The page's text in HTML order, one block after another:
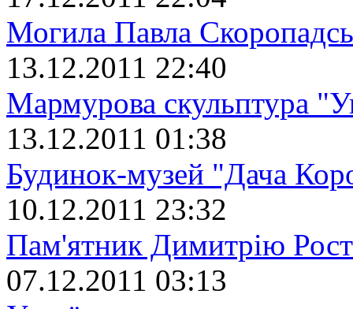
Могила Павла
13.12.2011 22:40
Мармурова скульптура
13.12.2011 01:38
Будинок-музей "Дача
10.12.2011 23:32
Пам'ятник Димитрію
07.12.2011 03:13